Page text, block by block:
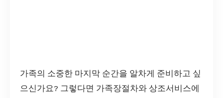
가족의 소중한 마지막 순간을 알차게 준비하고 싶
으신가요? 그렇다면 가족장절차와 상조서비스에